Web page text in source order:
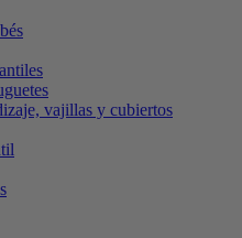
vajillas y cubiertos